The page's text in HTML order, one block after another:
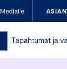
Medialle
Tapahtumat ja